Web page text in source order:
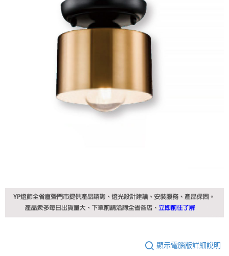
顯示電腦版詳細說明